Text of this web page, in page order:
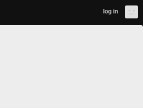
log in